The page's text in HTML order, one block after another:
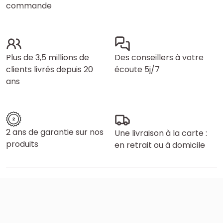
commande
Plus de 3,5 millions de
clients livrés depuis 20
ans
Des conseillers à votre
écoute 5j/7
2 ans de garantie sur nos
produits
Une livraison à la carte :
en retrait ou à domicile